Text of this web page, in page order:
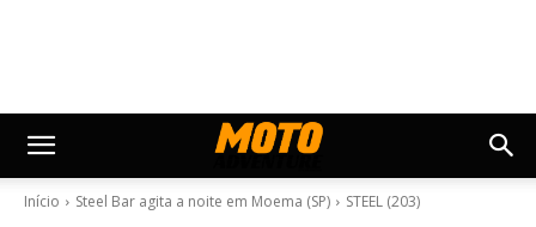
Início Steel Bar agita a noite em Moema (SP) STEEL (203)